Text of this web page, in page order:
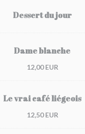
Dessert du jour
Dame blanche
12,00 EUR
Le vrai café liégeois
12,50 EUR